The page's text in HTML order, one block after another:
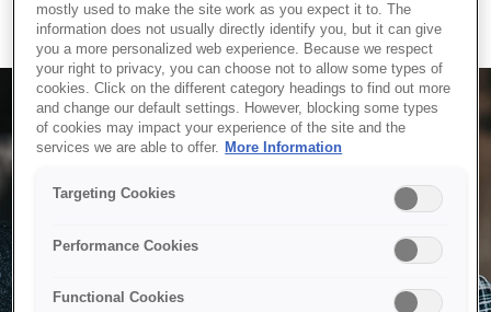
mostly used to make the site work as you expect it to. The
information does not usually directly identify you, but it can give
you a more personalized web experience. Because we respect
your right to privacy, you can choose not to allow some types of
cookies. Click on the different category headings to find out more
and change our default settings. However, blocking some types
of cookies may impact your experience of the site and the
services we are able to offer.
More Information
Targeting Cookies
Performance Cookies
Functional Cookies